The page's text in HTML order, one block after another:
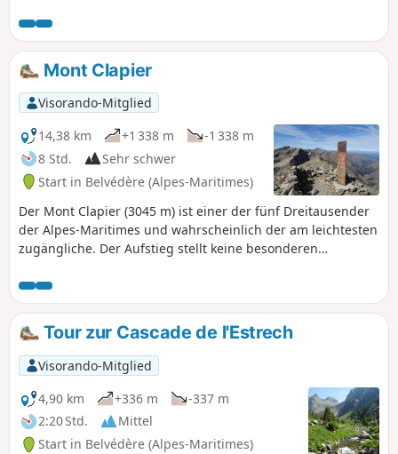
um die Berghütte Refuge des Merveilles
in einer wunderschönen Felslandschaft.
Mont Clapier
Visorando-Mitglied
14,38 km
+1 338 m
-1 338 m
8 Std.
Sehr schwer
Start in Belvédère (Alpes-Maritimes)
Der Mont Clapier (3045 m) ist einer der fünf Dreitausender
der Alpes-Maritimes und wahrscheinlich der am leichtesten
zugängliche. Der Aufstieg stellt keine besonderen
guten Orientierungssinn, um sich vom Lacs du Mont
Clapier aus über Geröllfelder fortzubewegen. Vom Gipfel
aus hat man einen herrlichen Ausblick auf die Gipfel der
italienisch-schweizerischen Grenze bis nach Korsika, über
die Poebene, den immer noch isolierten Mont Viso und
näher gelegen den Mont Bégo, den Grand Capelet, den
Gélas und den Argentera.
Tour zur Cascade de l'Estrech
Visorando-Mitglied
4,90 km
+336 m
-337 m
2:20 Std.
Mittel
Start in Belvédère (Alpes-Maritimes)